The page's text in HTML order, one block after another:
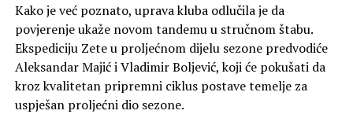
Kako je već poznato, uprava kluba odlučila je da
povjerenje ukaže novom tandemu u stručnom štabu.
Ekspediciju Zete u proljećnom dijelu sezone predvodiće
Aleksandar Majić i Vladimir Boljević, koji će pokušati da
kroz kvalitetan pripremni ciklus postave temelje za
uspješan proljećni dio sezone.